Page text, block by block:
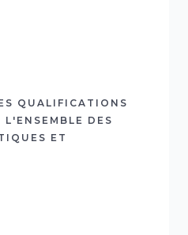
QUALIFICATIONS
L'ENSEMBLE DES
ET